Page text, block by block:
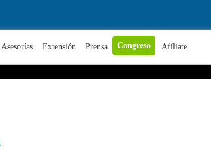
Asesorías Extensión Prensa Congreso Afíliate